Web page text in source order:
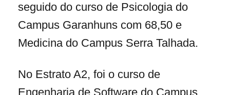
seguido do curso de Psicologia do
Campus Garanhuns com 68,50 e
Medicina do Campus Serra Talhada.
No Estrato A2, foi o curso de
Engenharia de Software do Campus